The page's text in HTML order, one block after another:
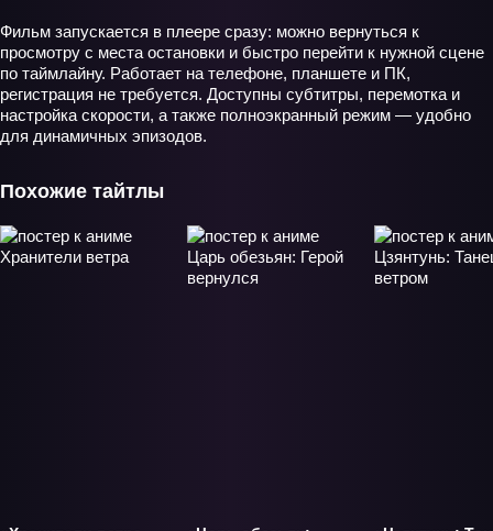
Фильм запускается в плеере сразу: можно вернуться к
просмотру с места остановки и быстро перейти к нужной сцене
по таймлайну. Работает на телефоне, планшете и ПК,
регистрация не требуется. Доступны субтитры, перемотка и
настройка скорости, а также полноэкранный режим — удобно
для динамичных эпизодов.
Похожие тайтлы